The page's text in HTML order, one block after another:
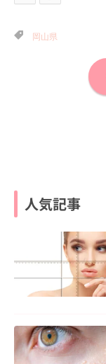
岡山県
人気記事